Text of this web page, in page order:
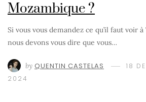
Mozambique ?
Si vous vous demandez ce qu’il faut voir
nous devons vous dire que vous…
by QUENTIN CASTELAS
18
2024